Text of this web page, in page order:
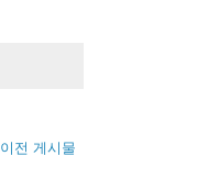
이전 게시물